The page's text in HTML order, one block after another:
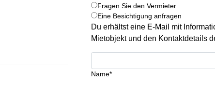
Fragen Sie den Vermieter
Eine Besichtigung anfragen
Du erhältst eine E-Mail mit
Mietobjekt und den Kontaktdetails
Name*